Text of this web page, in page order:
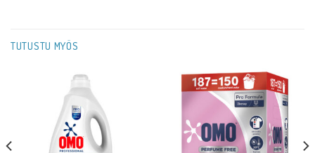
TUTUSTU MYÖS